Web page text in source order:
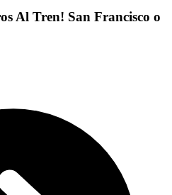
Al Tren! San Francisco o